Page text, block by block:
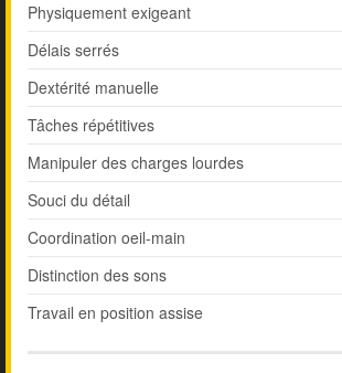
Physiquement exigeant
Délais serrés
Dextérité manuelle
Tâches répétitives
Manipuler des charges lourdes
Souci du détail
Coordination oeil-main
Distinction des sons
Travail en position assise